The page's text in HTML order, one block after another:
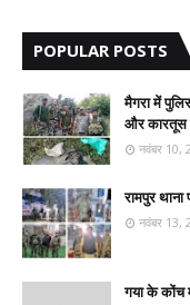
POPULAR POSTS
मैगरा में
और कारतूस
नवंबर 10,
रामपुर थाना
नवंबर 13,
गया के कोंच